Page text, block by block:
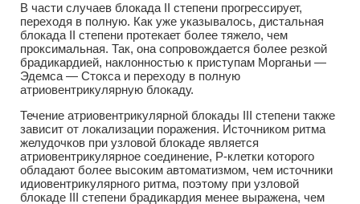
В части случаев блокада II степени прогрессирует,
переходя в полную. Как уже указывалось, дистальная
блокада II степени протекает более тяжело, чем
проксимальная. Так, она сопровождается более резкой
брадикардией, наклонностью к приступам Морганьи —
Эдемса — Стокса и переходу в полную
атриовентрикулярную блокаду.
Течение атриовентрикулярной блокады III степени также
зависит от локализации поражения. Источником ритма
желудочков при узловой блокаде является
атриовентрикулярное соединение, Р-клетки которого
обладают более высоким автоматизмом, чем источники
идиовентрикулярного ритма, поэтому при узловой
блокаде III степени брадикардия менее выражена, чем